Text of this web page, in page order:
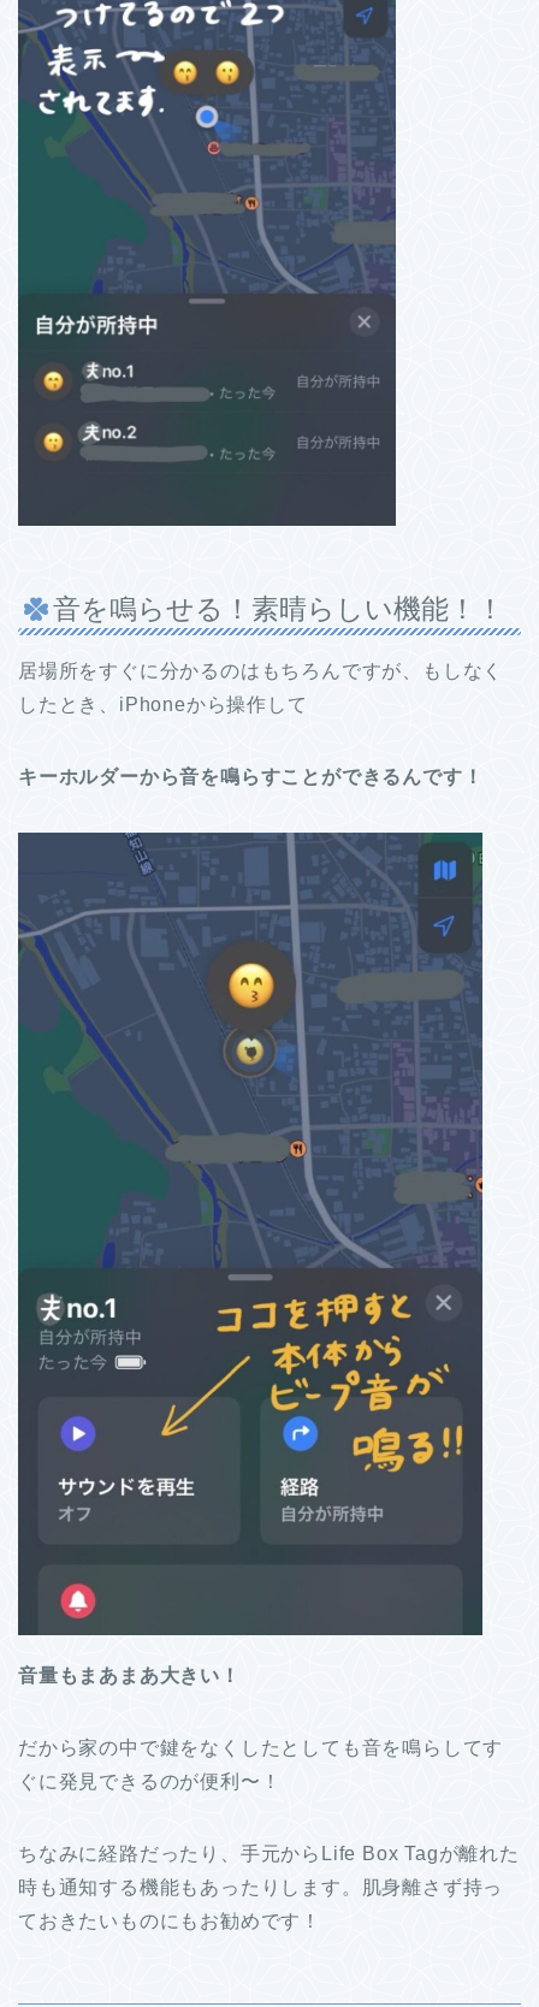
音を鳴らせる！素晴らしい機能！！
居場所をすぐに分かるのはもちろんですが、もしなく
したとき、iPhoneから操作して
キーホルダーから音を鳴らすことができるんです！
音量もまあまあ大きい！
だから家の中で鍵をなくしたとしても音を鳴らしてす
ぐに発見できるのが便利〜！
ちなみに経路だったり、手元からLife Box Tagが離れた
時も通知する機能もあったりします。肌身離さず持っ
ておきたいものにもお勧めです！